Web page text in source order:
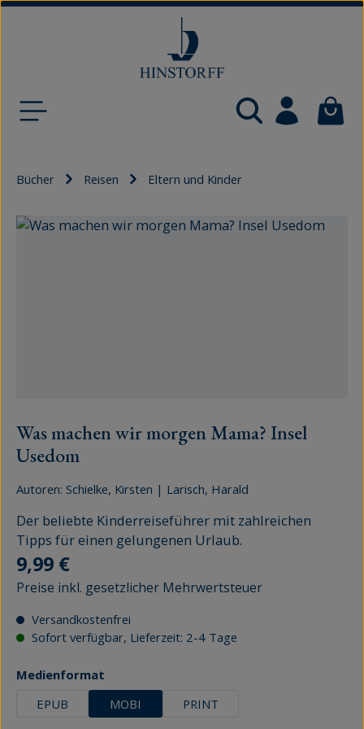
Bücher Reisen Eltern und Kinder
Bildergalerie überspringen
Was machen wir morgen Mama? Insel
Usedom
Autoren: Schielke, Kirsten | Larisch, Harald
Der beliebte Kinderreiseführer mit zahlreichen
Tipps für einen gelungenen Urlaub.
Regulärer Preis:
9,99 €
Preise inkl. gesetzlicher Mehrwertsteuer
Versandkostenfrei
Sofort verfügbar, Lieferzeit: 2-4 Tage
Medienformat
EPUB
MOBI PRINT